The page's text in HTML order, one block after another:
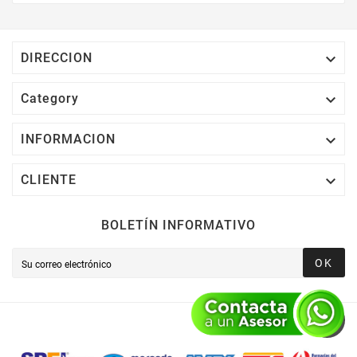
DIRECCION 
Category 
INFORMACION 
CLIENTE 
BOLETÍN INFORMATIVO
OK